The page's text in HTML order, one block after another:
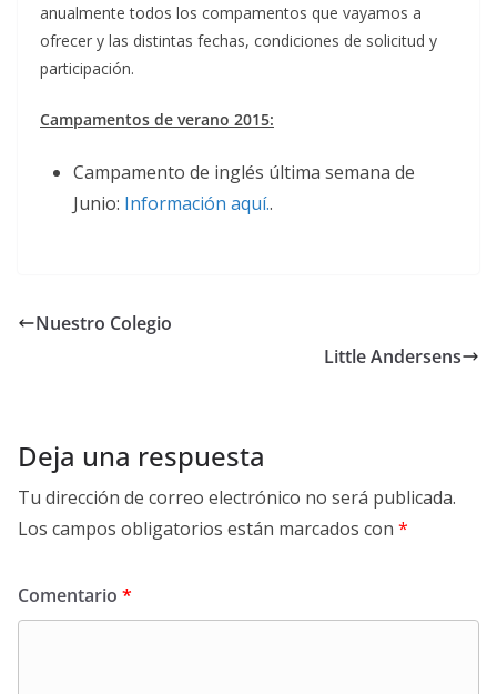
anualmente todos los compamentos que vayamos a
ofrecer y las distintas fechas, condiciones de solicitud y
participación.
Campamentos de verano 2015:
Campamento de inglés última semana de
Junio: Información aquí..
Nuestro Colegio
Little Andersens
Deja una respuesta
Tu dirección de correo electrónico no será publicada.
Los campos obligatorios están marcados con *
Comentario *